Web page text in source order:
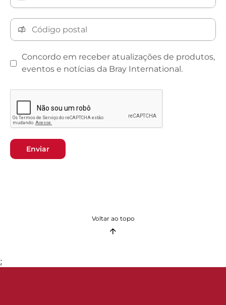
Concordo em receber atualizações de produtos,
eventos e notícias da Bray International.
Enviar
Voltar ao topo
;